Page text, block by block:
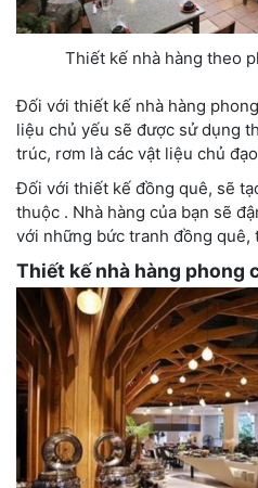
Thiết kế nhà hàng theo
Đối với thiết kế nhà hàng
liệu chủ yếu sẽ được sử dụng
trúc, rơm là các vật liệu chủ
Đối với thiết kế đồng quê, sẽ
thuộc . Nhà hàng của bạn sẽ
với những bức tranh đồng quê,
Thiết kế nhà hàng phong